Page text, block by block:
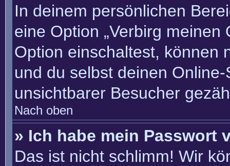
In deinem persönlichen
eine Option „Verbirg meinen
Option einschaltest, können
und du selbst deinen
unsichtbarer Besucher
Nach oben
» Ich habe mein Passwort
Das ist nicht schlimm! Wir